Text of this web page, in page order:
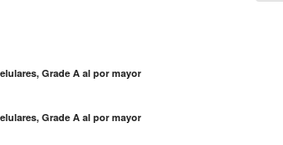
Grade A al por mayor
Grade A al por mayor